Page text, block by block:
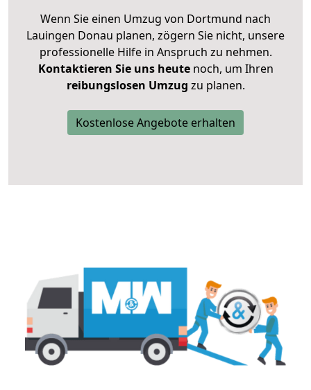
Wenn Sie einen Umzug von Dortmund nach
Lauingen Donau planen, zögern Sie nicht, unsere
professionelle Hilfe in Anspruch zu nehmen.
Kontaktieren Sie uns heutenoch, um Ihren
reibungslosen Umzug zu planen.
Kostenlose Angebote erhalten